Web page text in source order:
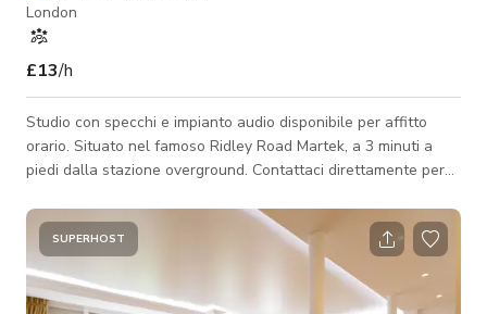
London
£13/h
Studio con specchi e impianto audio disponibile per affitto
orario. Situato nel famoso Ridley Road Martek, a 3 minuti a
piedi dalla stazione overground. Contattaci direttamente per
SUPERHOST